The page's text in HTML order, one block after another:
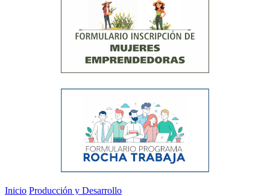
Inicio Producción y Desarrollo